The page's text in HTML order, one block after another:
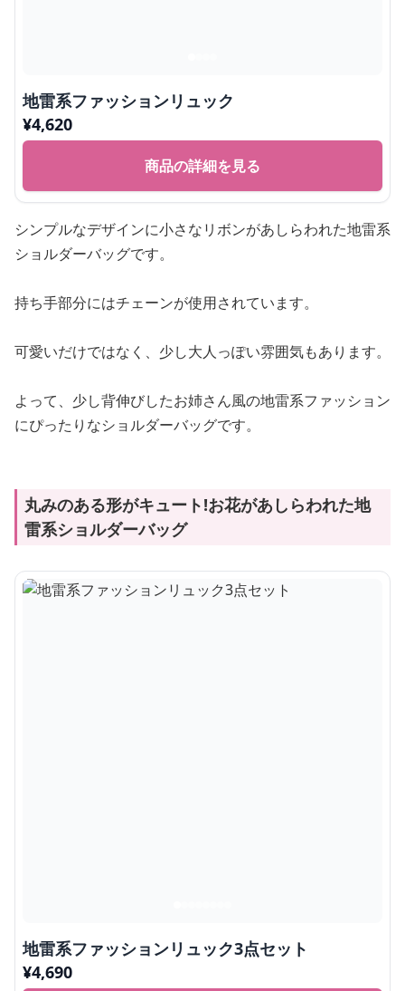
地雷系ファッションリュック
¥4,620
商品の詳細を見る
シンプルなデザインに小さなリボンがあしらわれた地雷系
ショルダーバッグです。
持ち手部分にはチェーンが使用されています。
可愛いだけではなく、少し大人っぽい雰囲気もあります。
よって、少し背伸びしたお姉さん風の地雷系ファッション
にぴったりなショルダーバッグです。
丸みのある形がキュート!お花があしらわれた地
雷系ショルダーバッグ
地雷系ファッションリュック3点セット
¥4,690